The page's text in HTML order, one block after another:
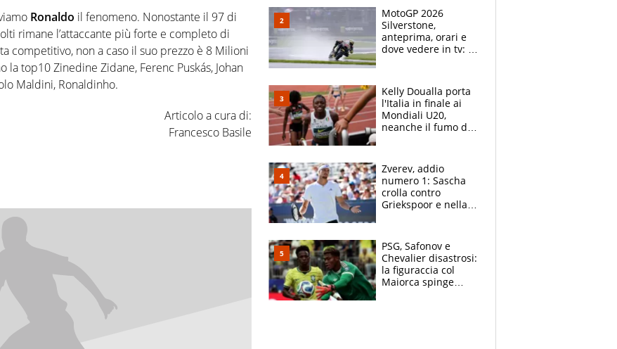
Ronaldo il fenomeno. Nonostante il 97 di
rimane l’attaccante più forte e completo di
competitivo, non a caso il suo prezzo è 8 Milioni
top10 Zinedine Zidane, Ferenc Puskás, Johan
Maldini, Ronaldinho.
Articolo a cura di:
Francesco Basile
e Nusa
MotoGP 2026
Silverstone,
anteprima, orari e
dove vedere in tv: il
apertissimo
Kelly Doualla porta
l'Italia in finale ai
Mondiali U20,
neanche il fumo di
Zverev, addio
numero 1: Sascha
crolla contro
Griekspoor e nella
terzo. Quanti malori
a Montreal
PSG, Safonov e
Chevalier disastrosi:
la figuraccia col
Maiorca spinge